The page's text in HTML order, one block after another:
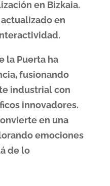
en Bizkaia.
en
la Puerta ha
fusionando
industrial con
innovadores.
en una
emociones
de lo